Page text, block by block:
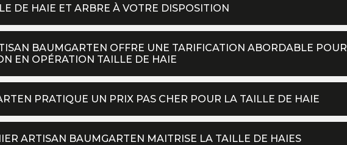
DE HAIE ET ARBRE À VOTRE DISPOSITION
BAUMGARTEN OFFRE UNE TARIFICATION ABORDABLE POUR
EN OPÉRATION TAILLE DE HAIE
PRATIQUE UN PRIX PAS CHER POUR LA TAILLE DE HAIE
ARTISAN BAUMGARTEN MAITRISE LA TAILLE DE HAIES